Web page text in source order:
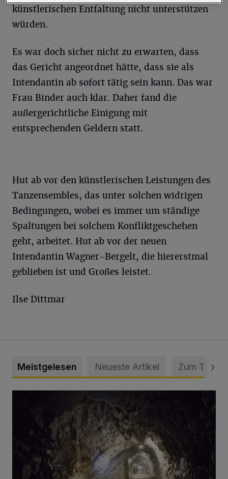
künstlerischen Entfaltung nicht unterstützen
würden.
Es war doch sicher nicht zu erwarten, dass
das Gericht angeordnet hätte, dass sie als
Intendantin ab sofort tätig sein kann. Das war
Frau Binder auch klar. Daher fand die
außergerichtliche Einigung mit
entsprechenden Geldern statt.
Hut ab vor den künstlerischen Leistungen des
Tanzensembles, das unter solchen widrigen
Bedingungen, wobei es immer um ständige
Spaltungen bei solchem Konfliktgeschehen
geht, arbeitet. Hut ab vor der neuen
Intendantin Wagner-Bergelt, die hiererstmal
geblieben ist und Großes leistet.
Ilse Dittmar
Meistgelesen Neueste Artikel Zum Thema